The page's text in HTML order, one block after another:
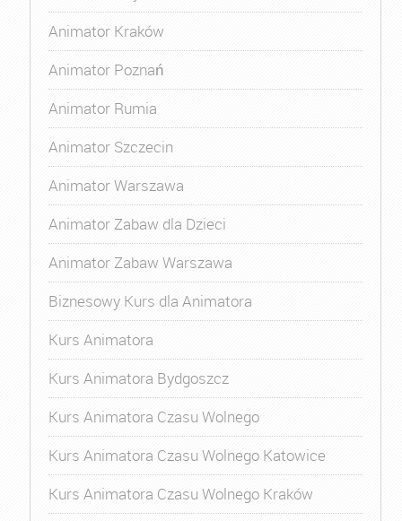
Animator Kraków
Animator Poznań
Animator Rumia
Animator Szczecin
Animator Warszawa
Animator Zabaw dla Dzieci
Animator Zabaw Warszawa
Biznesowy Kurs dla Animatora
Kurs Animatora
Kurs Animatora Bydgoszcz
Kurs Animatora Czasu Wolnego
Kurs Animatora Czasu Wolnego Katowice
Kurs Animatora Czasu Wolnego Kraków